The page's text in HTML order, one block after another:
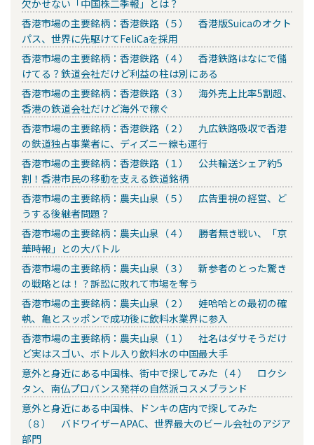
欠かせない「中国株二季報」とは？
香港市場の主要銘柄：香港鉄路（５） 香港版Suicaのオクト
パス、世界に先駆けてFeliCaを採用
香港市場の主要銘柄：香港鉄路（４） 香港鉄路はなにで儲
けてる？鉄道会社だけど利益の柱は別にある
香港市場の主要銘柄：香港鉄路（３） 海外売上比率5割超、
香港の鉄道会社だけど海外で稼ぐ
香港市場の主要銘柄：香港鉄路（２） 九広鉄路吸収で香港
の鉄道独占事業者に、ディズニー線も運行
香港市場の主要銘柄：香港鉄路（１） 公共輸送シェア約5
割！香港市民の移動を支える鉄道銘柄
香港市場の主要銘柄：農夫山泉（５） 広告重視の経営、ど
うする後継者問題？
香港市場の主要銘柄：農夫山泉（４） 勝者無き戦い、「京
華時報」との大バトル
香港市場の主要銘柄：農夫山泉（３） 新参者のとった驚き
の戦略とは！？訴訟に敗れて市場を奪う
香港市場の主要銘柄：農夫山泉（２） 娃哈哈との最初の確
執、亀とスッポンで成功後に飲料水業界に参入
香港市場の主要銘柄：農夫山泉（１） 社名はダサそうだけ
ど実はスゴい、ボトル入り飲料水の中国最大手
意外と身近にある中国株、街中で探してみた（４） ロクシ
タン、南仏プロバンス発祥の自然派コスメブランド
意外と身近にある中国株、ドンキの店内で探してみた
（８） バドワイザーAPAC、世界最大のビール会社のアジア
部門